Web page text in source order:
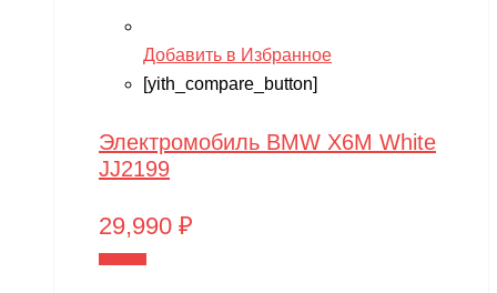
Добавить в Избранное
[yith_compare_button]
Электромобиль BMW X6M White
JJ2199
29,990 ₽